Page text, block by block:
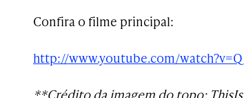
Confira o filme principal:
http://www.youtube.com/
**Crédito da imagem do topo: